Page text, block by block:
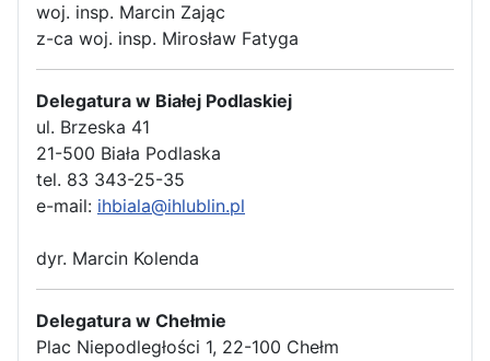
woj. insp. Marcin Zając
z-ca woj. insp. Mirosław Fatyga
Delegatura w Białej Podlaskiej
ul. Brzeska 41
21-500 Biała Podlaska
tel. 83 343-25-35
e-mail: ihbiala@ihlublin.pl
dyr. Marcin Kolenda
Delegatura w Chełmie
Plac Niepodległości 1, 22-100 Chełm